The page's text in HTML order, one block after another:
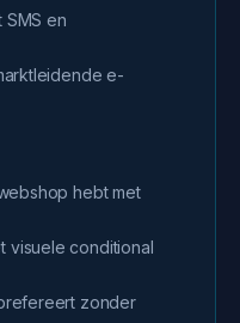
SMS en
e-
hebt met
visuele conditional
zonder